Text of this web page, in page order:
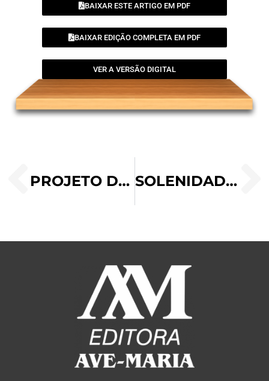
BAIXAR ESTE ARTIGO EM PDF
BAIXAR EDIÇÃO COMPLETA EM PDF
VER A VERSÃO DIGITAL
PROJETO DE VIDA PARA 2024: COMO CAMINHAR NESTE NOVO ANO? SOLENIDADE DA DIVINA MATERNIDADE DE MARIA